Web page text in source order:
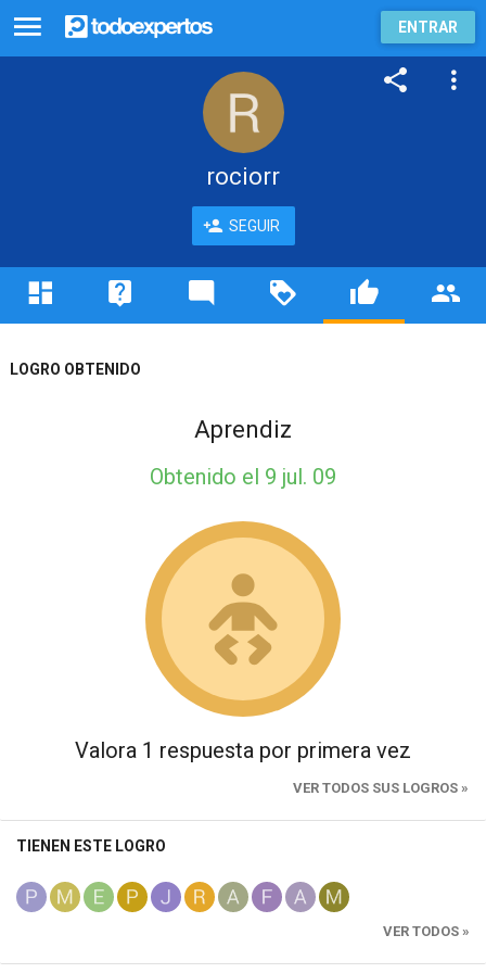
ENTRAR
rociorr
SEGUIR
LOGRO OBTENIDO
Aprendiz
Obtenido el 9 jul. 09
Valora 1 respuesta por primera vez
VER TODOS SUS LOGROS »
TIENEN ESTE LOGRO
VER TODOS »